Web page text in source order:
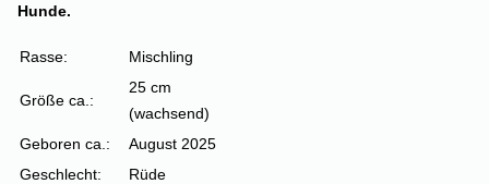
Hunde.
Rasse: Mischling
Größe ca.:
25 cm
(wachsend)
Geboren ca.:
August 2025
Geschlecht:
Rüde